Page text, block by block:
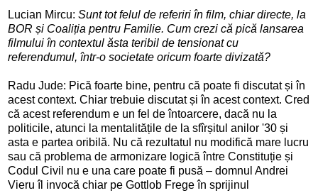
Lucian Mircu: Sunt tot felul de referiri în film, chiar directe, la
BOR și Coaliția pentru Familie. Cum crezi că pică lansarea
filmului în contextul ăsta teribil de tensionat cu
referendumul, într-o societate oricum foarte divizată?
Radu Jude: Pică foarte bine, pentru că poate fi discutat și în
acest context. Chiar trebuie discutat și în acest context. Cred
că acest referendum e un fel de întoarcere, dacă nu la
politicile, atunci la mentalitățile de la sfîrșitul anilor '30 și
asta e partea oribilă. Nu că rezultatul nu modifică mare lucru
sau că problema de armonizare logică între Constituție și
Codul Civil nu e una care poate fi pusă – domnul Andrei
Vieru îl invocă chiar pe Gottlob Frege în sprijinul